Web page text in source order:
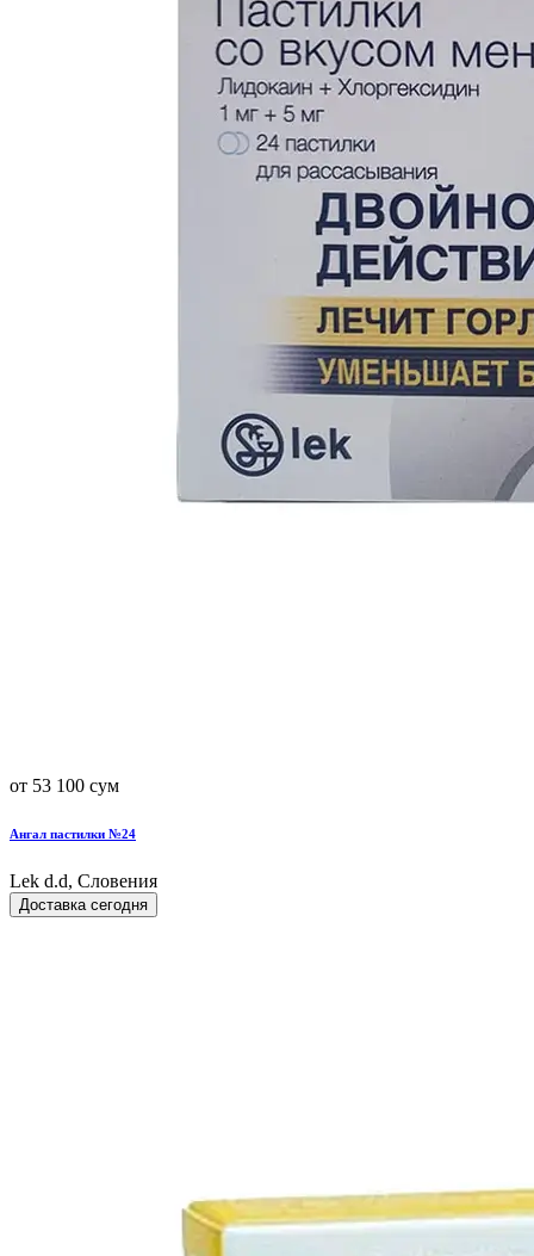
от 53 100 сум
Ангал пастилки №24
Lek d.d, Словения
Доставка сегодня